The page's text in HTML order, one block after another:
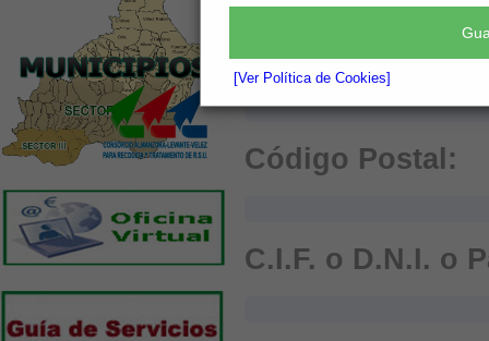
[Ver Política de Cookies]
Provincia:
Código Postal:
C.I.F. o D.N.I. o